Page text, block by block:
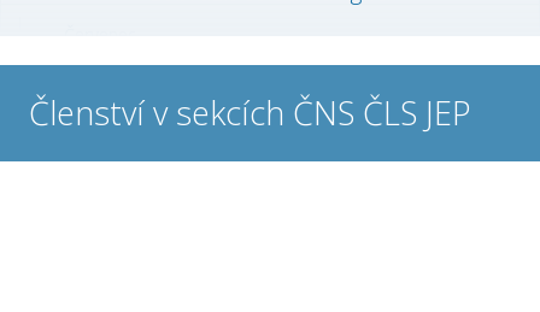
Červenec
Květen
Členství v sekcích ČNS ČLS JEP